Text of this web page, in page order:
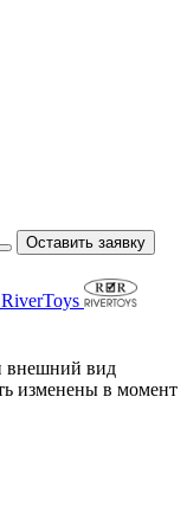
Оставить заявку
внешний вид
изменены в момент